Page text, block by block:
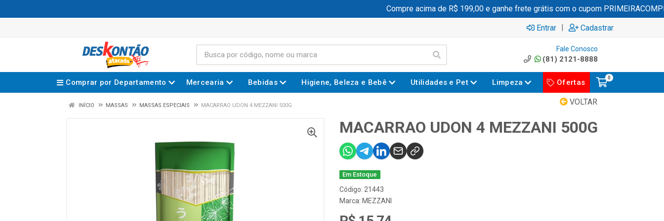
Compre acima de R$ 199,00 e ganhe frete grátis com o cupom PRIMEIRACOMPRA
Entrar | Cadastrar
Fale Conosco
(81) 2121-8888
Comprar por Departamento Mercearia Bebidas Higiene, Beleza e Bebê Utilidades e Pet Limpeza Ofertas
0
VOLTAR
INÍCIO MASSAS MASSAS ESPECIAIS MACARRAO UDON 4 MEZZANI 500G
MACARRAO UDON 4 MEZZANI 500G
Em Estoque
Código: 21443
Marca: MEZZANI